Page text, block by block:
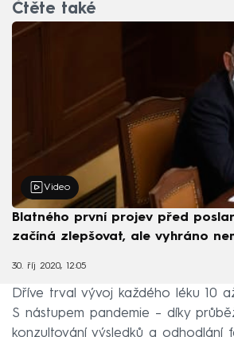
Čtěte také
Video
Blatného první projev před
začíná zlepšovat, ale vyhráno
30. říj 2020, 12:05
Dříve trval vývoj každého léku 10
S nástupem pandemie – díky
konzultování výsledků a odhodlání